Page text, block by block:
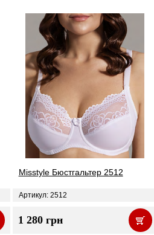
Misstyle Бюстгальтер 2512
Артикул: 2512
1 280 грн